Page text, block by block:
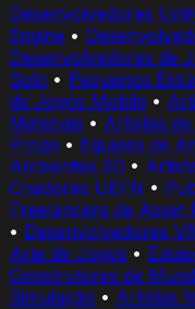
Desenvolvedores
Engine •
Desenvolvedores de
Solo • Pequenos
de Jogos Mobile •
Materiais • Artistas
Props • Equipes de
Ambientes 3D •
Criadores UEFN •
Freelancers de Asset
• Desenvolvedores
Arte de Jogos •
Construtores de
Simulação • Artistas